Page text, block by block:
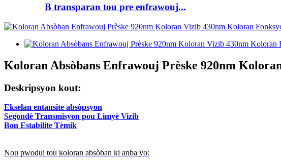
B transparan tou pre enfrawouj...
Koloran Absòbans Enfrawouj Prèske 920nm
Deskripsyon kout:
Ekselan entansite absòpsyon
Segondè Transmisyon pou Limyè Vizib
Bon Estabilite Tèmik
Nou pwodui tou koloran absòban ki anba yo: